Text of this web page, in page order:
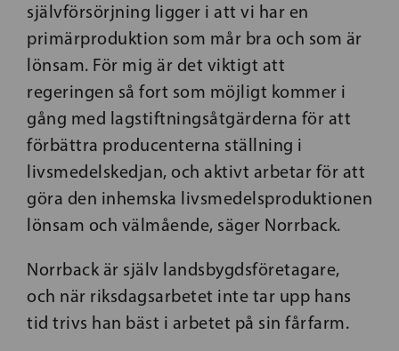
självförsörjning ligger i att vi har en
primärproduktion som mår bra och som är
lönsam. För mig är det viktigt att
regeringen så fort som möjligt kommer i
gång med lagstiftningsåtgärderna för att
förbättra producenterna ställning i
livsmedelskedjan, och aktivt arbetar för att
göra den inhemska livsmedelsproduktionen
lönsam och välmående, säger Norrback.
Norrback är själv landsbygdsföretagare,
och när riksdagsarbetet inte tar upp hans
tid trivs han bäst i arbetet på sin fårfarm.